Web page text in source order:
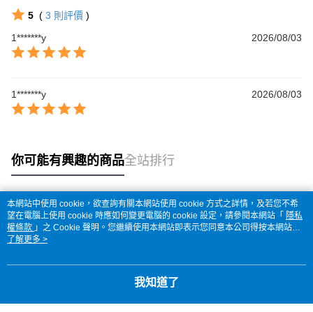
5 ( 3 則評價 )
1*******y
2026/08/03
1*******y 2026/08/03
你可能有興趣的商品全站排行
熱門標籤
本網站中使用 cookie，欲查詢有關本網站使用 cookie 方式之詳情，及若您不希
望在電腦上使用 cookie 時應如何變更電腦的 cookie 設定，請參閱本網站「 隱私
權條款 」之 Cookie 聲明。您繼續使用本網站即表示您同意本公司得按本網站使
用條款之 Cookie 聲明使用 cookie。
了解更多 >
我知道了